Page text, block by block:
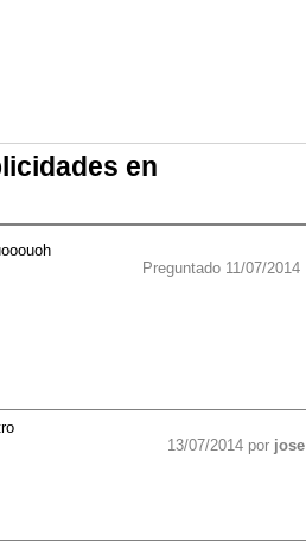
en
Preguntado 11/07/2014
13/07/2014 por jose